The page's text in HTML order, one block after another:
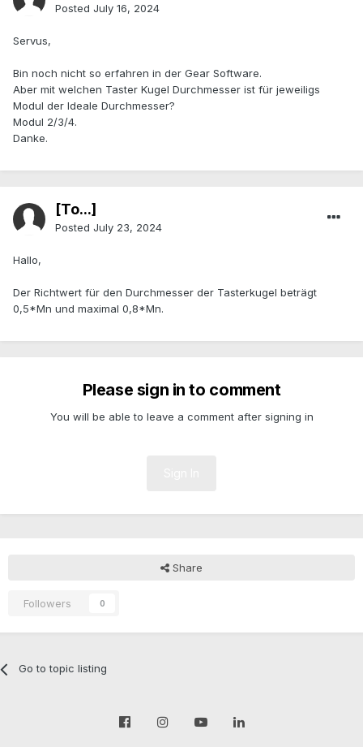
Posted July 16, 2024
Servus,
Bin noch nicht so erfahren in der Gear Software.
Aber mit welchen Taster Kugel Durchmesser ist für jeweiligs
Modul der Ideale Durchmesser?
Modul 2/3/4.
Danke.
[To...]
Posted July 23, 2024
Hallo,
Der Richtwert für den Durchmesser der Tasterkugel beträgt
0,5*Mn und maximal 0,8*Mn.
Please sign in to comment
You will be able to leave a comment after signing in
Share
Followers 0
Go to topic listing